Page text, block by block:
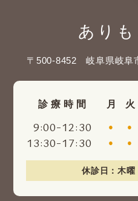
あり
〒500-8452 岐阜県岐阜
休診日：木曜
診療時間 月 火
9:00-12:30 ● ●
13:30-17:30 ● ●